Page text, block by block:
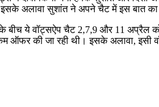
इसके अलावा सुशांत ने अपने चैट में इस बात
के बीच ये वॉट्सऐप चैट 2,7,9 और 11
ऑफर की जा रही थी। इसके अलावा, इसी